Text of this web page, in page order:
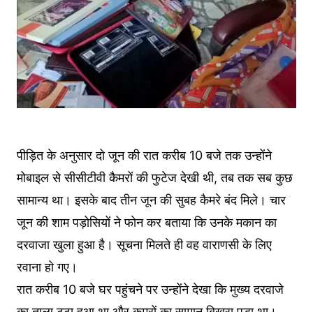
पीड़ित के अनुसार दो जून की रात करीब 10 बजे तक उन्होंने
मोबाइल से सीसीटीवी कैमरों की फुटेज देखी थी, तब तक सब कुछ
सामान्य था। इसके बाद तीन जून की सुबह कैमरे बंद मिले। चार
जून की शाम पड़ोसियों ने फोन कर बताया कि उनके मकान का
दरवाजा खुला हुआ है। सूचना मिलते ही वह वाराणसी के लिए
रवाना हो गए।
रात करीब 10 बजे घर पहुंचने पर उन्होंने देखा कि मुख्य दरवाजे